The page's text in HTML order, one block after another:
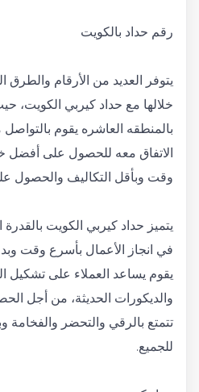
رقم حداد بالكويت
يتوفر العديد من الأرقام
خلالها مع حداد كيربي الكويت،
بالمنطقه العاشره يقوم
الاتفاق معه للحصول على أفضل
وقت وبأقل التكاليف والحصول
يتميز حداد كيربي الكويت بالقدرة
في انجاز الأعمال بأسرع وقت
يقوم يساعد العملاء على تشكيل
والديكورات الحديثة، من أجل
تتمتع بالرقي والتحضر والفخامة
للجميع.